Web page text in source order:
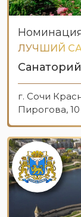
ЛУЧШИЙ
г. Сочи
Пирогова, 10